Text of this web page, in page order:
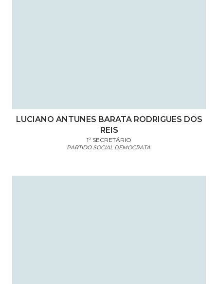
LUCIANO ANTUNES BARATA RODRIGUES DOS
REIS
1º SECRETÁRIO
PARTIDO SOCIAL DEMOCRATA